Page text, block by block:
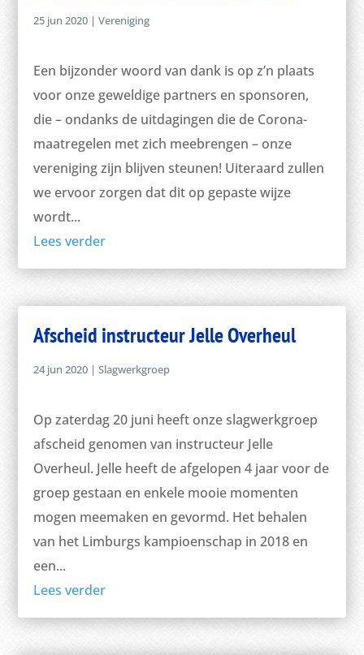
25 jun 2020 |Vereniging
Een bijzonder woord van dank is op z’n plaats
voor onze geweldige partners en sponsoren,
die – ondanks de uitdagingen die de Corona-
maatregelen met zich meebrengen – onze
vereniging zijn blijven steunen! Uiteraard zullen
we ervoor zorgen dat dit op gepaste wijze
wordt...
Lees verder
Afscheid instructeur Jelle Overheul
24 jun 2020 |Slagwerkgroep
Op zaterdag 20 juni heeft onze slagwerkgroep
afscheid genomen van instructeur Jelle
Overheul. Jelle heeft de afgelopen 4 jaar voor de
groep gestaan en enkele mooie momenten
mogen meemaken en gevormd. Het behalen
van het Limburgs kampioenschap in 2018 en
een...
Lees verder